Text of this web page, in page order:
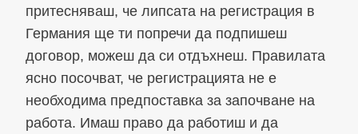
притесняваш, че липсата на регистрация в
Германия ще ти попречи да подпишеш
договор, можеш да си отдъхнеш. Правилата
ясно посочват, че регистрацията не е
необходима предпоставка за започване на
работа. Имаш право да работиш и да